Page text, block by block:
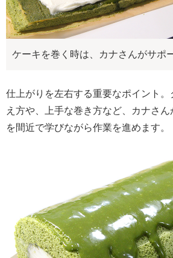
ケーキを巻く時は、カナさんがサポ
仕上がりを左右する重要なポイント
え方や、上手な巻き方など、カナさ
を間近で学びながら作業を進めます。